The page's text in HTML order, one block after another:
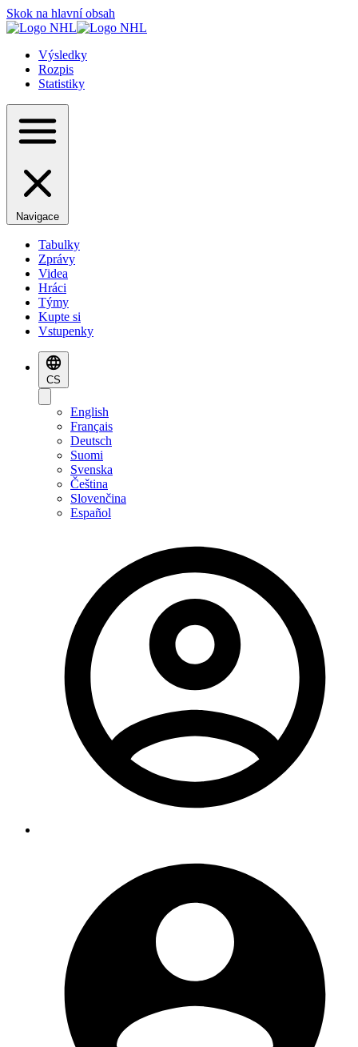
Skok na hlavní obsah
Výsledky
Rozpis
Statistiky
Navigace
Tabulky
Zprávy
Videa
Hráci
Týmy
Kupte si
Vstupenky
CS
English
Français
Deutsch
Suomi
Svenska
Čeština
Slovenčina
Español